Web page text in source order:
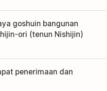
goshuin bangunan
ori (tenun Nishijin)
penerimaan dan